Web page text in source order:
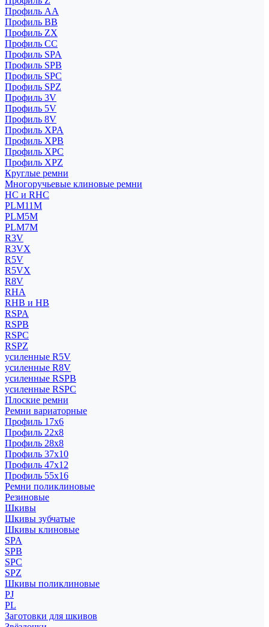
Профиль АА
Профиль BB
Профиль ZX
Профиль CC
Профиль SPA
Профиль SPB
Профиль SPC
Профиль SPZ
Профиль 3V
Профиль 5V
Профиль 8V
Профиль XPA
Профиль XPB
Профиль XPC
Профиль XPZ
Круглые ремни
Многоручьевые клиновые ремни
HC и RHC
PLM11M
PLM5M
PLM7M
R3V
R3VX
R5V
R5VX
R8V
RHA
RHB и HB
RSPA
RSPB
RSPC
RSPZ
усиленные R5V
усиленные R8V
усиленные RSPB
усиленные RSPC
Плоские ремни
Ремни вариаторные
Профиль 17x6
Профиль 22x8
Профиль 28x8
Профиль 37x10
Профиль 47x12
Профиль 55x16
Ремни поликлиновые
Резиновые
Шкивы
Шкивы зубчатые
Шкивы клиновые
SPA
SPB
SPC
SPZ
Шкивы поликлиновые
PJ
PL
Заготовки для шкивов